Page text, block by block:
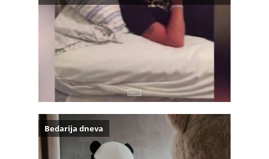
Bedarija dneva